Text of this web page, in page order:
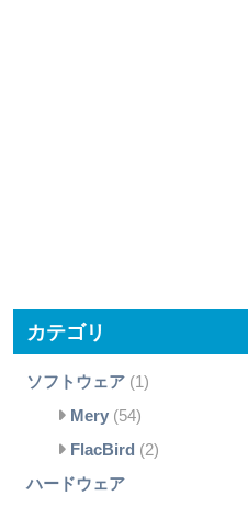
カテゴリ
ソフトウェア(1)
Mery(54)
FlacBird (2)
ハードウェア